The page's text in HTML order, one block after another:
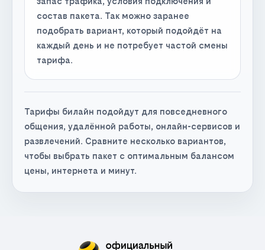
состав пакета. Так можно заранее
подобрать вариант, который подойдёт на
каждый день и не потребует частой смены
тарифа.
Тарифы билайн подойдут для повседневного
общения, удалённой работы, онлайн-сервисов и
развлечений. Сравните несколько вариантов,
чтобы выбрать пакет с оптимальным балансом
цены, интернета и минут.